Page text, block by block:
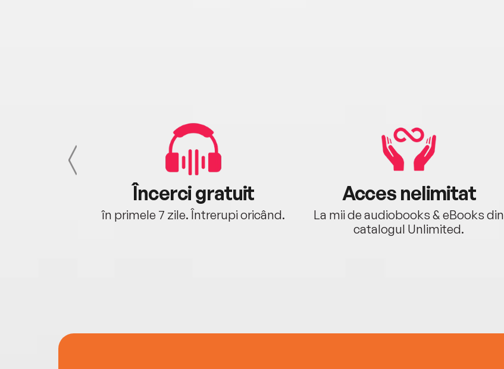
Încerci gratuit
în primele 7 zile. Întrerupi oricând.
Acces nelimitat
La mii de audiobooks & eBooks din
catalogul Unlimited.